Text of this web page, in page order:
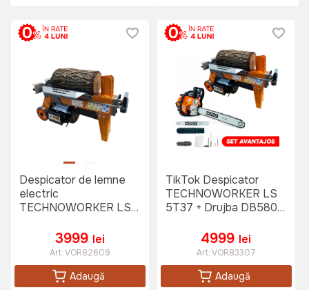
Despicator de lemne
electric
TECHNOWORKER LS
3999 lei
Art:VOR82609
Adaugă
TikTok Despicator
TECHNOWORKER LS
5T37 + Drujba DB5802
4999 lei
Art:VOR83307
Adaugă